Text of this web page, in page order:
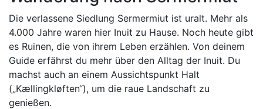
Die verlassene Siedlung Sermermiut ist uralt. Mehr als
4.000 Jahre waren hier Inuit zu Hause. Noch heute gibt
es Ruinen, die von ihrem Leben erzählen. Von deinem
Guide erfährst du mehr über den Alltag der Inuit. Du
machst auch an einem Aussichtspunkt Halt
(„Kællingkløften“), um die raue Landschaft zu
genießen.